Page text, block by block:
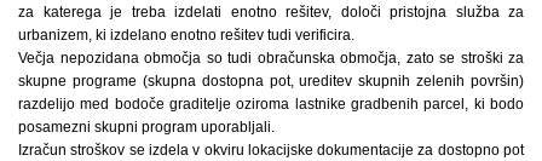
za katerega je treba izdelati enotno rešitev, določi pristojna služba za
urbanizem, ki izdelano enotno rešitev tudi verificira.
Večja nepozidana območja so tudi obračunska območja, zato se stroški za
skupne programe (skupna dostopna pot, ureditev skupnih zelenih površin)
razdelijo med bodoče graditelje oziroma lastnike gradbenih parcel, ki bodo
posamezni skupni program uporabljali.
Izračun stroškov se izdela v okviru lokacijske dokumentacije za dostopno pot